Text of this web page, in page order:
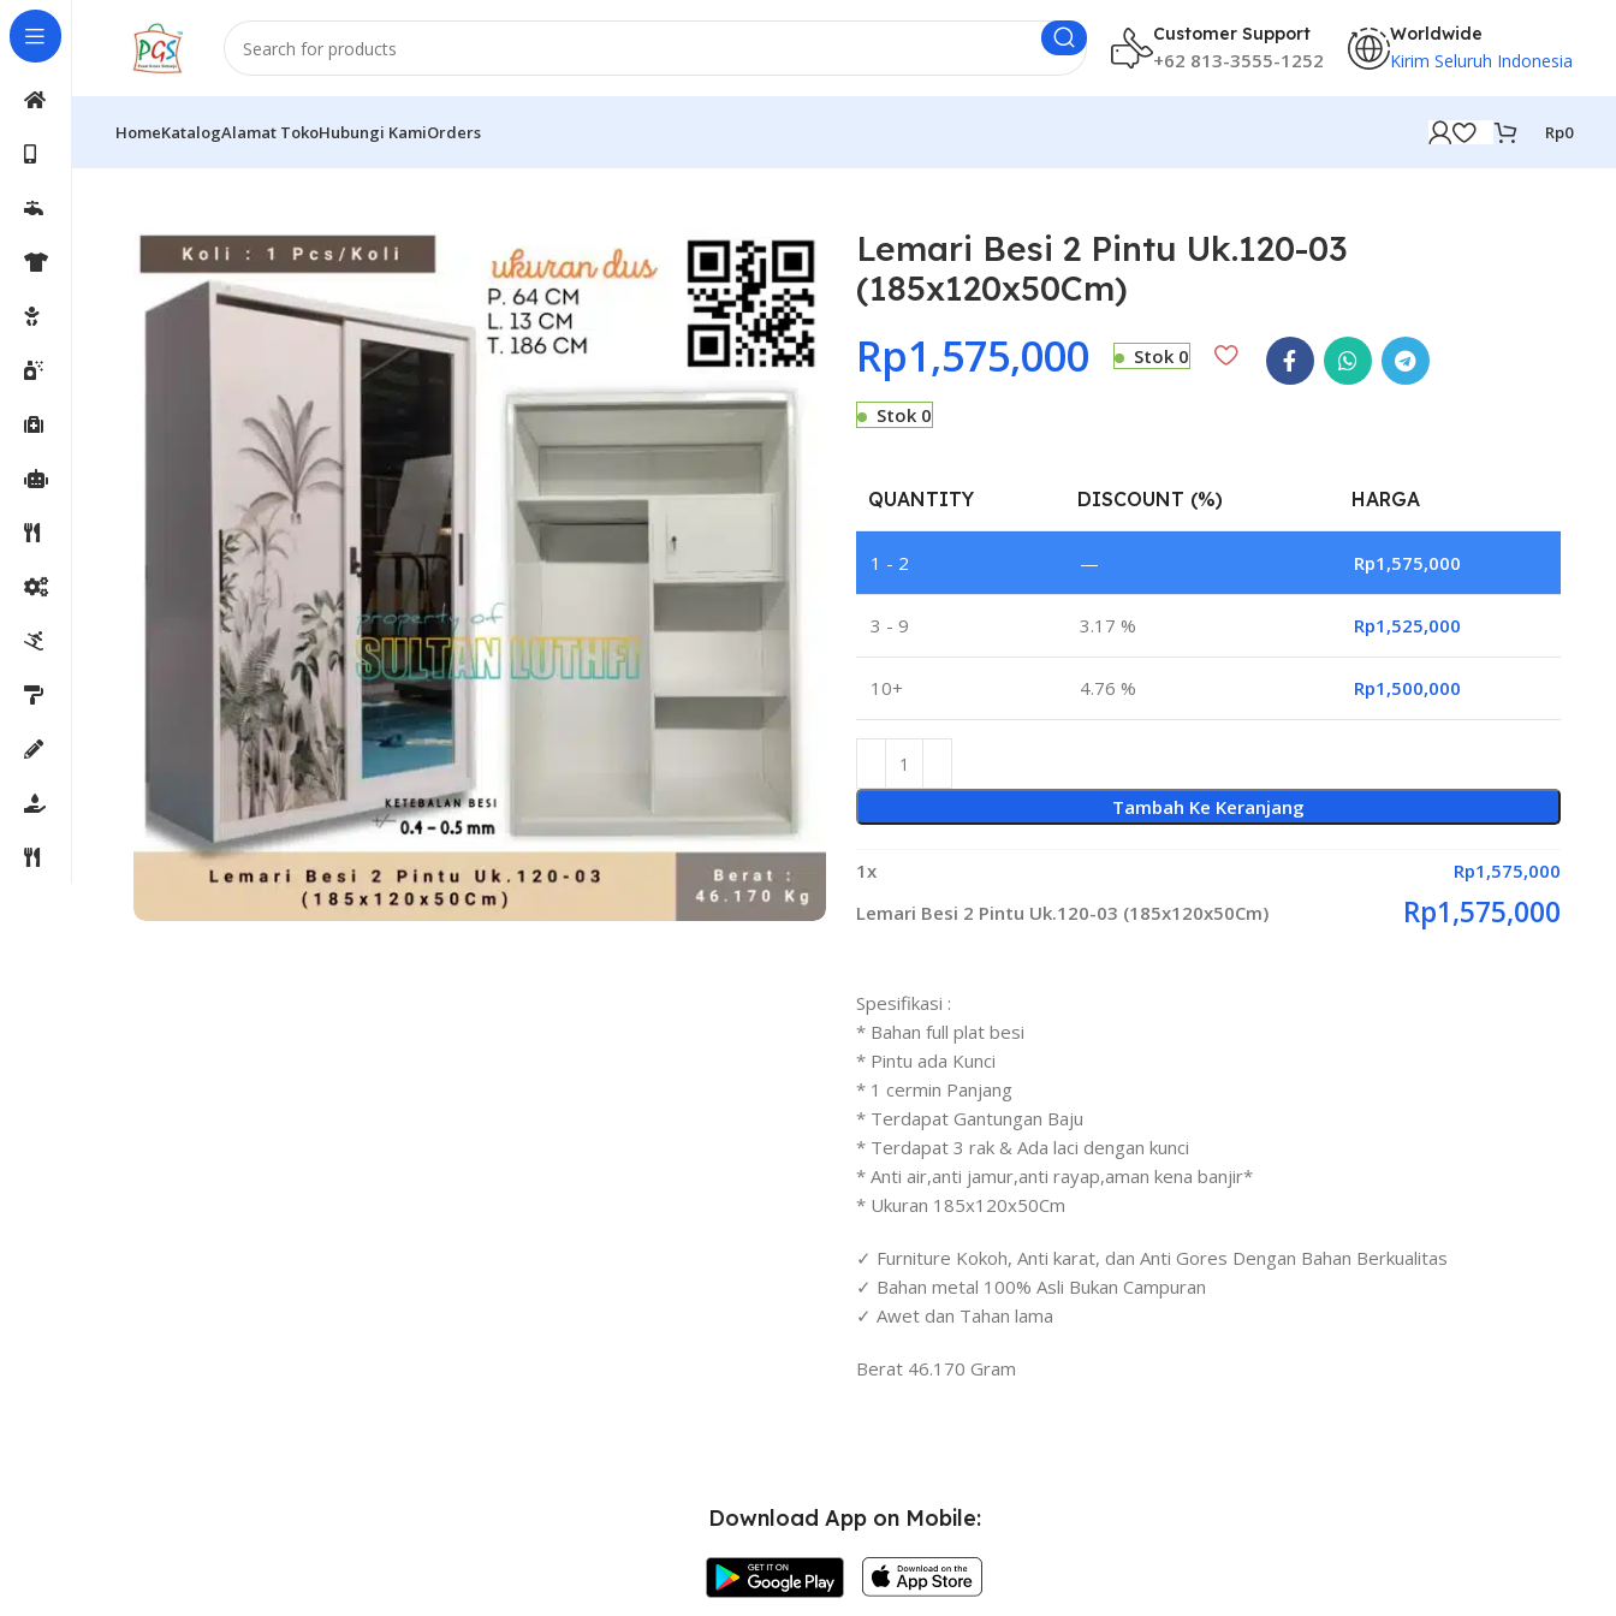
Customer Support
+62 813-3555-1252
Worldwide
Kirim Seluruh Indonesia
HomeKatalogAlamat TokoHubungi KamiOrders Rp0
Lemari Besi 2 Pintu Uk.120-03
(185x120x50Cm)
Rp1,575,000 Stok 0
Stok 0
QUANTITY DISCOUNT (%) HARGA
1 - 2 — Rp1,575,000
3 - 9 3.17 % Rp1,525,000
10+ 4.76 % Rp1,500,000
Tambah Ke Keranjang
1x Rp1,575,000
Lemari Besi 2 Pintu Uk.120-03 (185x120x50Cm)
Rp1,575,000
Spesifikasi :
* Bahan full plat besi
* Pintu ada Kunci
* 1 cermin Panjang
* Terdapat Gantungan Baju
* Terdapat 3 rak & Ada laci dengan kunci
* Anti air,anti jamur,anti rayap,aman kena banjir*
* Ukuran 185x120x50Cm
✓ Furniture Kokoh, Anti karat, dan Anti Gores Dengan Bahan Berkualitas
✓ Bahan metal 100% Asli Bukan Campuran
✓ Awet dan Tahan lama
Berat 46.170 Gram
Download App on Mobile: